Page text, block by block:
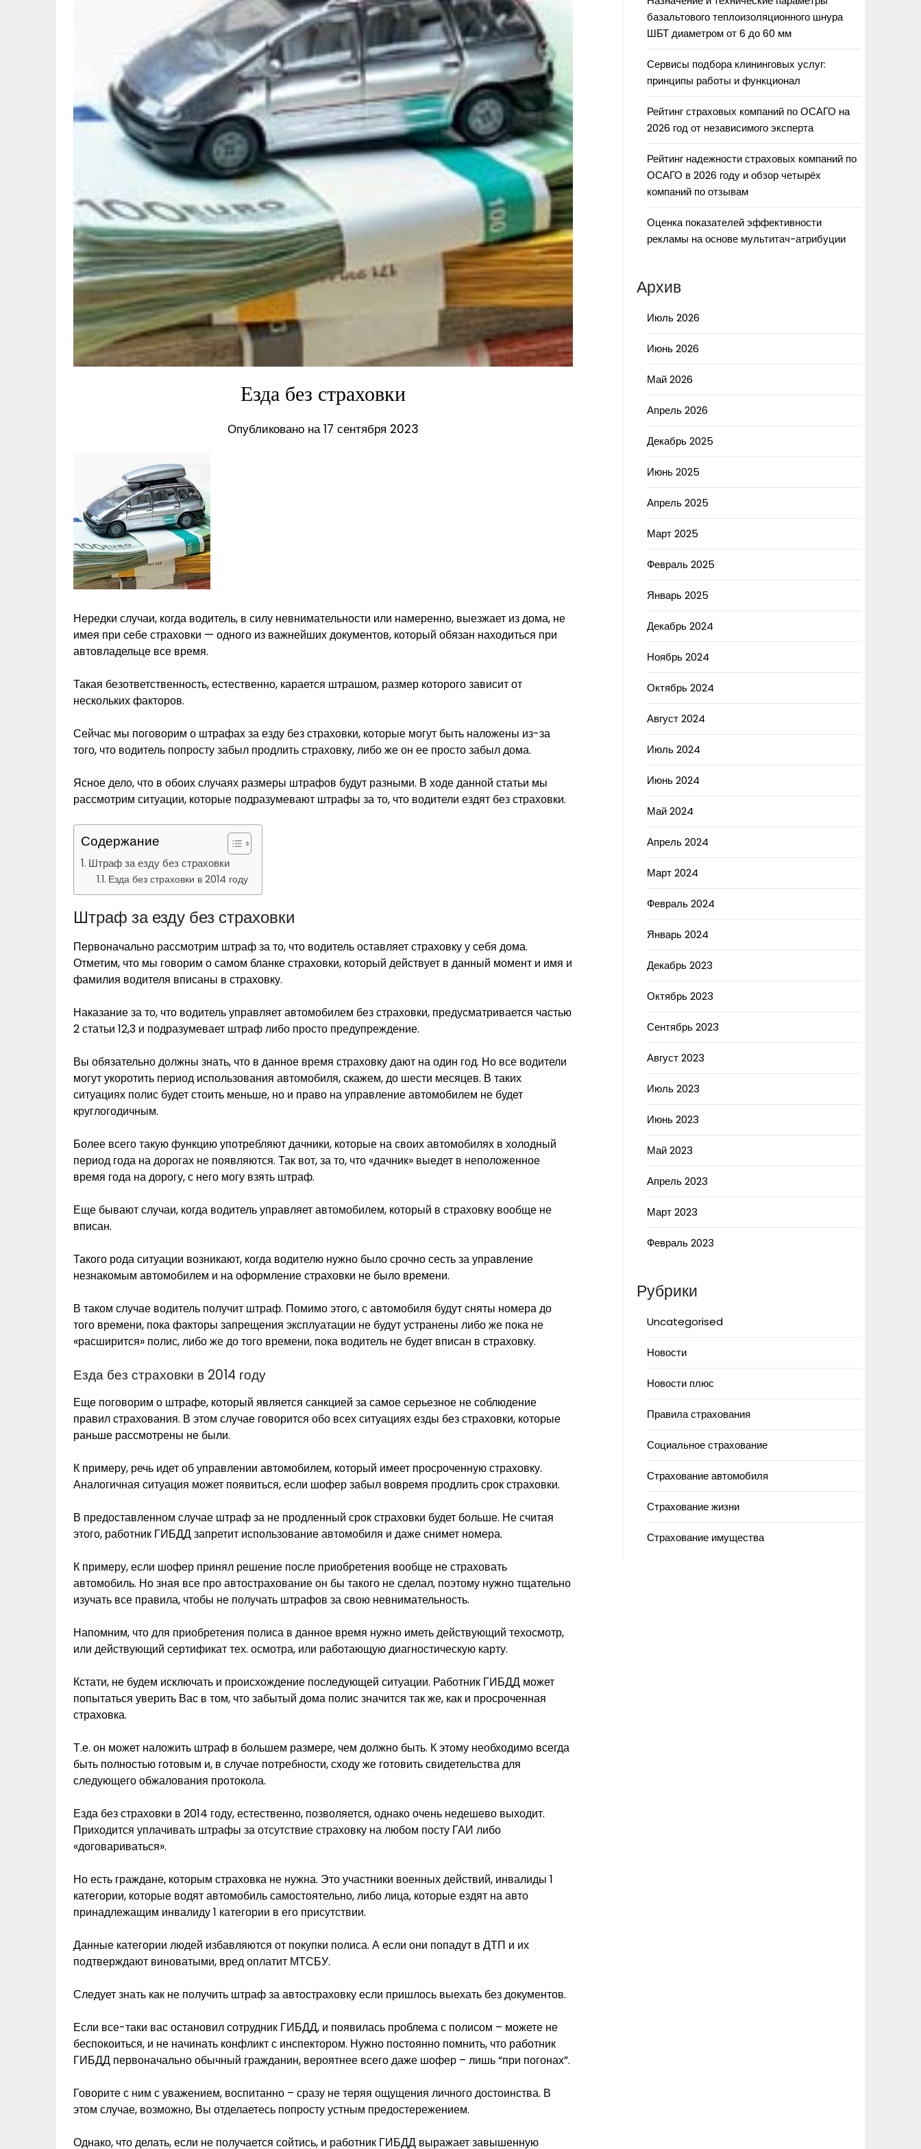
Езда без страховки
Опубликовано на 17 сентября 2023
Нередки случаи, когда водитель, в силу невнимательности или намеренно, выезжает из дома, не
имея при себе страховки — одного из важнейших документов, который обязан находиться при
автовладельце все время.
Такая безответственность, естественно, карается штрашом, размер которого зависит от
нескольких факторов.
Сейчас мы поговорим о штрафах за езду без страховки, которые могут быть наложены из-за
того, что водитель попросту забыл продлить страховку, либо же он ее просто забыл дома.
Ясное дело, что в обоих случаях размеры штрафов будут разными. В ходе данной статьи мы
рассмотрим ситуации, которые подразумевают штрафы за то, что водители ездят без страховки.
Содержание
Штраф за езду без страховки
Езда без страховки в 2014 году
Штраф за езду без страховки
Первоначально рассмотрим штраф за то, что водитель оставляет страховку у себя дома.
Отметим, что мы говорим о самом бланке страховки, который действует в данный момент и имя и
фамилия водителя вписаны в страховку.
Наказание за то, что водитель управляет автомобилем без страховки, предусматривается частью
2 статьи 12,3 и подразумевает штраф либо просто предупреждение.
Вы обязательно должны знать, что в данное время страховку дают на один год. Но все водители
могут укоротить период использования автомобиля, скажем, до шести месяцев. В таких
ситуациях полис будет стоить меньше, но и право на управление автомобилем не будет
круглогодичным.
Более всего такую функцию употребляют дачники, которые на своих автомобилях в холодный
период года на дорогах не появляются. Так вот, за то, что «дачник» выедет в неположенное
время года на дорогу, с него могу взять штраф.
Еще бывают случаи, когда водитель управляет автомобилем, который в страховку вообще не
вписан.
Такого рода ситуации возникают, когда водителю нужно было срочно сесть за управление
незнакомым автомобилем и на оформление страховки не было времени.
В таком случае водитель получит штраф. Помимо этого, с автомобиля будут сняты номера до
того времени, пока факторы запрещения эксплуатации не будут устранены либо же пока не
«расширится» полис, либо же до того времени, пока водитель не будет вписан в страховку.
Езда без страховки в 2014 году
Еще поговорим о штрафе, который является санкцией за самое серьезное не соблюдение
правил страхования. В этом случае говорится обо всех ситуациях езды без страховки, которые
раньше рассмотрены не были.
К примеру, речь идет об управлении автомобилем, который имеет просроченную страховку.
Аналогичная ситуация может появиться, если шофер забыл вовремя продлить срок страховки.
В предоставленном случае штраф за не продленный срок страховки будет больше. Не считая
этого, работник ГИБДД запретит использование автомобиля и даже снимет номера.
К примеру, если шофер принял решение после приобретения вообще не страховать
автомобиль. Но зная все про автострахование он бы такого не сделал, поэтому нужно тщательно
изучать все правила, чтобы не получать штрафов за свою невнимательность.
Напомним, что для приобретения полиса в данное время нужно иметь действующий техосмотр,
или действующий сертификат тех. осмотра, или работающую диагностическую карту.
Кстати, не будем исключать и происхождение последующей ситуации. Работник ГИБДД может
попытаться уверить Вас в том, что забытый дома полис значится так же, как и просроченная
страховка.
Т.е. он может наложить штраф в большем размере, чем должно быть. К этому необходимо всегда
быть полностью готовым и, в случае потребности, сходу же готовить свидетельства для
следующего обжалования протокола.
Езда без страховки в 2014 году, естественно, позволяется, однако очень недешево выходит.
Приходится уплачивать штрафы за отсутствие страховку на любом посту ГАИ либо
«договариваться».
Но есть граждане, которым страховка не нужна. Это участники военных действий, инвалиды 1
категории, которые водят автомобиль самостоятельно, либо лица, которые ездят на авто
принадлежащим инвалиду 1 категории в его присутствии.
Данные категории людей избавляются от покупки полиса. А если они попадут в ДТП и их
подтверждают виноватыми, вред оплатит МТСБУ.
Следует знать как не получить штраф за автостраховку если пришлось выехать без документов.
Если все-таки вас остановил сотрудник ГИБДД, и появилась проблема с полисом – можете не
беспокоиться, и не начинать конфликт с инспектором. Нужно постоянно помнить, что работник
ГИБДД первоначально обычный гражданин, вероятнее всего даже шофер – лишь “при погонах”.
Говорите с ним с уважением, воспитанно – сразу не теряя ощущения личного достоинства. В
этом случае, возможно, Вы отделаетесь попросту устным предостережением.
Однако, что делать, если не получается сойтись, и работник ГИБДД выражает завышенную
базальтового теплоизоляционного шнура
ШБТ диаметром от 6 до 60 мм
Сервисы подбора клининговых услуг:
принципы работы и функционал
Рейтинг страховых компаний по ОСАГО на
2026 год от независимого эксперта
Рейтинг надежности страховых компаний по
ОСАГО в 2026 году и обзор четырёх
компаний по отзывам
Оценка показателей эффективности
рекламы на основе мультитач-атрибуции
Архив
Июль 2026
Июнь 2026
Май 2026
Апрель 2026
Декабрь 2025
Июнь 2025
Апрель 2025
Март 2025
Февраль 2025
Январь 2025
Декабрь 2024
Ноябрь 2024
Октябрь 2024
Август 2024
Июль 2024
Июнь 2024
Май 2024
Апрель 2024
Март 2024
Февраль 2024
Январь 2024
Декабрь 2023
Октябрь 2023
Сентябрь 2023
Август 2023
Июль 2023
Июнь 2023
Май 2023
Апрель 2023
Март 2023
Февраль 2023
Рубрики
Uncategorised
Новости
Новости плюс
Правила страхования
Социальное страхование
Страхование автомобиля
Страхование жизни
Страхование имущества